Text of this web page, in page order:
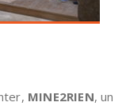
MINE2RIEN, un